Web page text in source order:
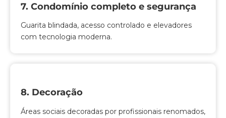
7. Condomínio completo e segurança
Guarita blindada, acesso controlado e elevadores
com tecnologia moderna.
8. Decoração
Áreas sociais decoradas por profissionais renomados,